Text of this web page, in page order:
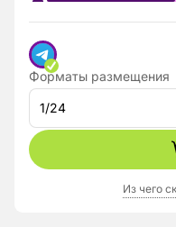
Форматы размещения
1/24
Из чего